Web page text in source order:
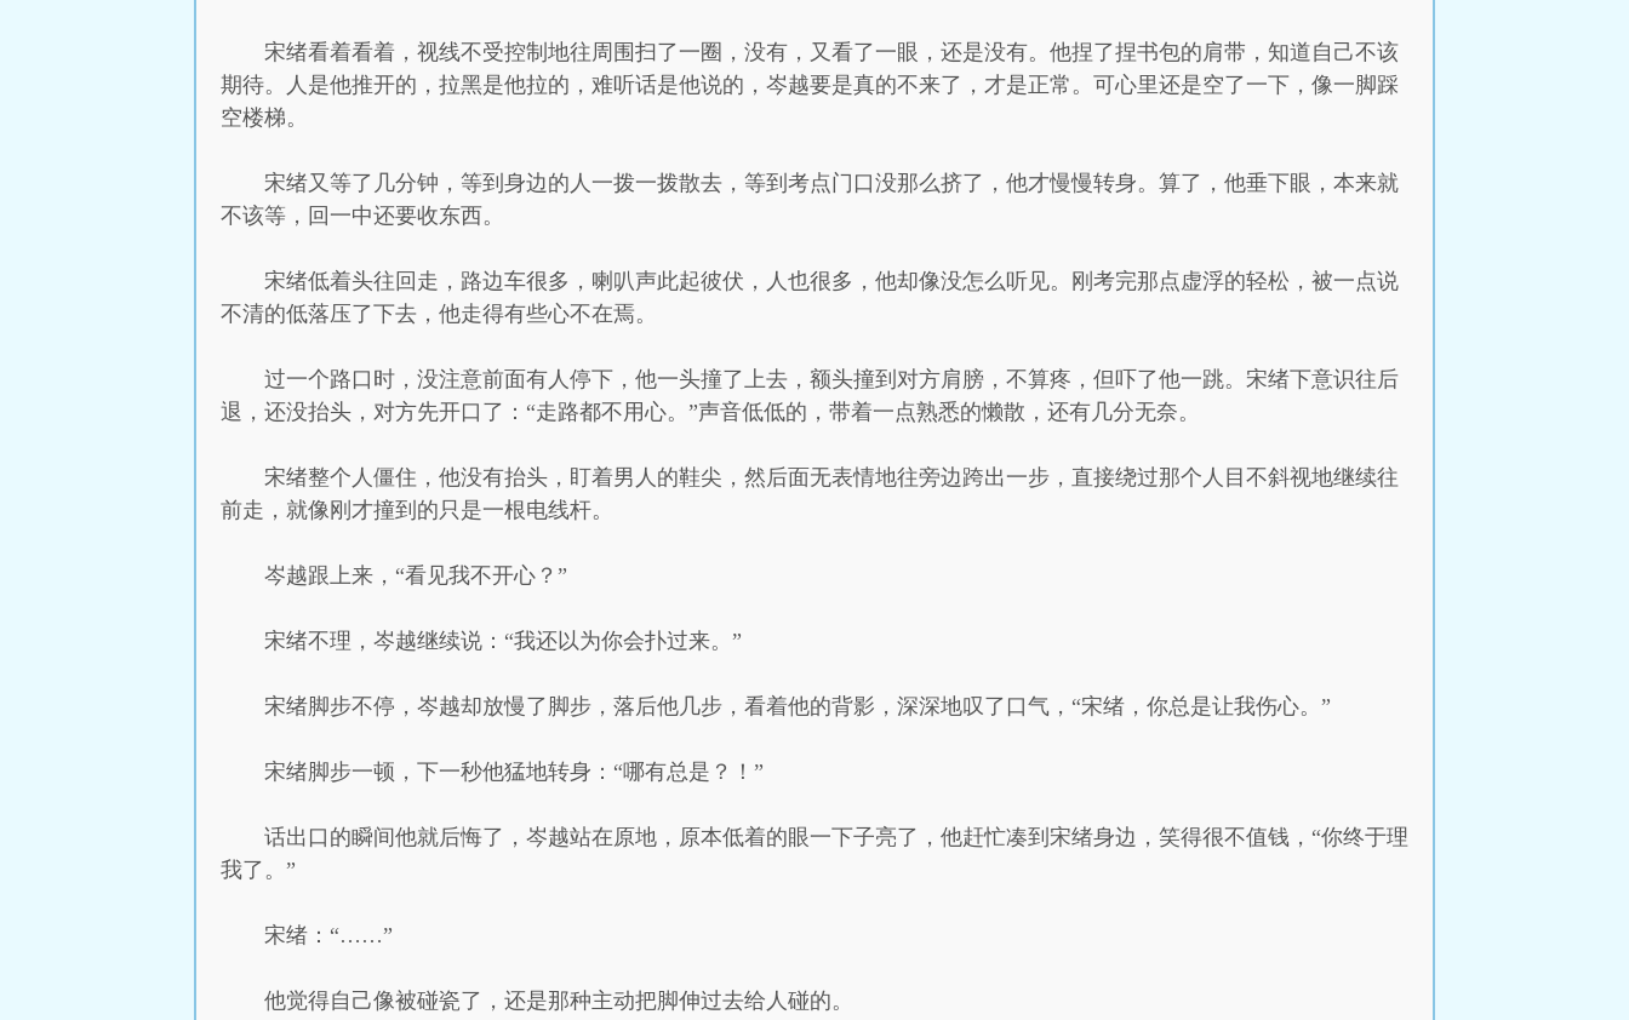
宋绪看着看着，视线不受控制地往周围扫了一圈，没有，又看了一眼，还是没有。他捏了捏书包的肩带，知道自己不该
期待。人是他推开的，拉黑是他拉的，难听话是他说的，岑越要是真的不来了，才是正常。可心里还是空了一下，像一脚踩
空楼梯。
宋绪又等了几分钟，等到身边的人一拨一拨散去，等到考点门口没那么挤了，他才慢慢转身。算了，他垂下眼，本来就
不该等，回一中还要收东西。
宋绪低着头往回走，路边车很多，喇叭声此起彼伏，人也很多，他却像没怎么听见。刚考完那点虚浮的轻松，被一点说
不清的低落压了下去，他走得有些心不在焉。
过一个路口时，没注意前面有人停下，他一头撞了上去，额头撞到对方肩膀，不算疼，但吓了他一跳。宋绪下意识往后
退，还没抬头，对方先开口了：“走路都不用心。”声音低低的，带着一点熟悉的懒散，还有几分无奈。
宋绪整个人僵住，他没有抬头，盯着男人的鞋尖，然后面无表情地往旁边跨出一步，直接绕过那个人目不斜视地继续往
前走，就像刚才撞到的只是一根电线杆。
岑越跟上来，“看见我不开心？”
宋绪不理，岑越继续说：“我还以为你会扑过来。”
宋绪脚步不停，岑越却放慢了脚步，落后他几步，看着他的背影，深深地叹了口气，“宋绪，你总是让我伤心。”
宋绪脚步一顿，下一秒他猛地转身：“哪有总是？！”
话出口的瞬间他就后悔了，岑越站在原地，原本低着的眼一下子亮了，他赶忙凑到宋绪身边，笑得很不值钱，“你终于理
我了。”
宋绪：“……”
他觉得自己像被碰瓷了，还是那种主动把脚伸过去给人碰的。